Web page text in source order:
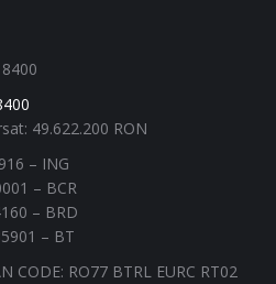
49.622.200 RON
– ING
– BCR
– BRD
– BT
CODE: RO77 BTRL EURC RT02